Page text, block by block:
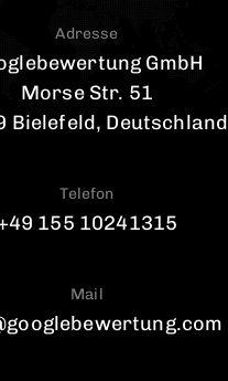
Adresse
GmbH
Morse Str. 51
Bielefeld, Deutschland
Telefon
155 10241315
Mail